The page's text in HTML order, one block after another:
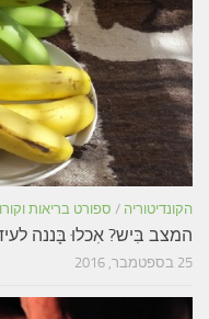
/ספורט בריאות וקורונה
בִּיש? אִכלוּ בָּננה